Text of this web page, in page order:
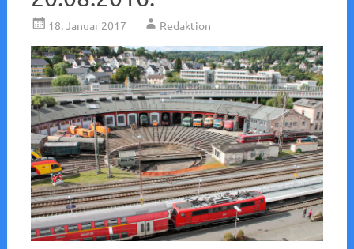
18. Januar 2017 Redaktion